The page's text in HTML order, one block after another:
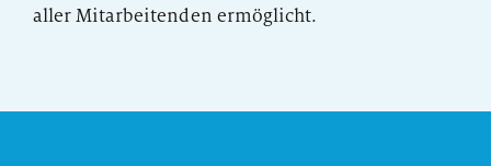
aller Mitarbeitenden ermöglicht.